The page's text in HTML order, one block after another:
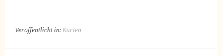
Veröffentlicht in:Karten